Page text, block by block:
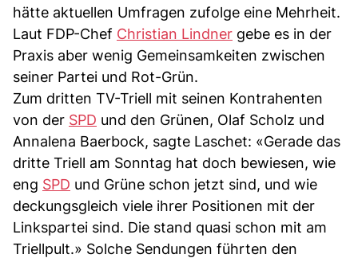
hätte aktuellen Umfragen zufolge eine Mehrheit.
Laut FDP-Chef Christian Lindner gebe es in der
Praxis aber wenig Gemeinsamkeiten zwischen
seiner Partei und Rot-Grün.
Zum dritten TV-Triell mit seinen Kontrahenten
von der SPD und den Grünen, Olaf Scholz und
Annalena Baerbock, sagte Laschet: «Gerade das
dritte Triell am Sonntag hat doch bewiesen, wie
eng SPD und Grüne schon jetzt sind, und wie
deckungsgleich viele ihrer Positionen mit der
Linkspartei sind. Die stand quasi schon mit am
Triellpult.» Solche Sendungen führten den